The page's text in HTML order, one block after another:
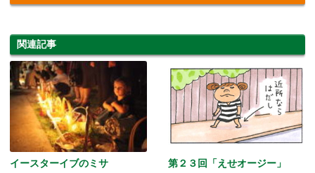
関連記事
イースターイブのミサ 第２３回「えせオージー」